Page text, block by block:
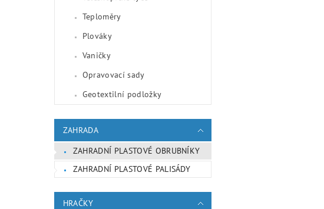
Teploměry
Plováky
Vaničky
Opravovací sady
Geotextilní podložky
ZAHRADA
ZAHRADNÍ PLASTOVÉ OBRUBNÍKY
ZAHRADNÍ PLASTOVÉ PALISÁDY
HRAČKY